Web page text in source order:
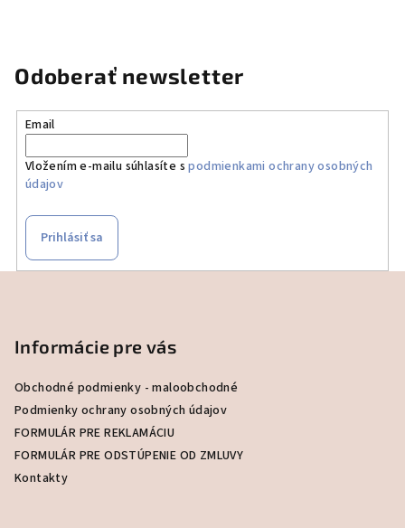
Odoberať newsletter
Email
Vložením e-mailu súhlasíte spodmienkami ochrany osobných
údajov
Prihlásiť sa
Informácie pre vás
Obchodné podmienky - maloobchodné
Podmienky ochrany osobných údajov
FORMULÁR PRE REKLAMÁCIU
FORMULÁR PRE ODSTÚPENIE OD ZMLUVY
Kontakty